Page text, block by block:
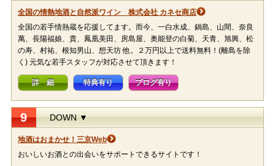
全国の情熱地酒と自然派ワイン 株式会社 カネセ商店
全国の若手情熱蔵を応援してます。而今、一白水成、鍋島、山間、奈良
萬、長陽福娘、貴、鳳凰美田、房島屋、奥能登の白菊、天青、旭興、松
の寿、村祐、根知男山、想天坊 他。２万円以上で送料無料！(離島を除
く) 元気な若手スタッフが対応させて頂きます！
詳 細 特典有り ブログ有り
9 DOWN ▼
地酒はおまかせ！三京Web
おいしいお酒との出会いをサポートできるサイトです！